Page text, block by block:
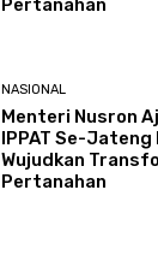
Pertanahan
NASIONAL
Menteri Nusron
IPPAT Se-
Wujudkan
Pertanahan